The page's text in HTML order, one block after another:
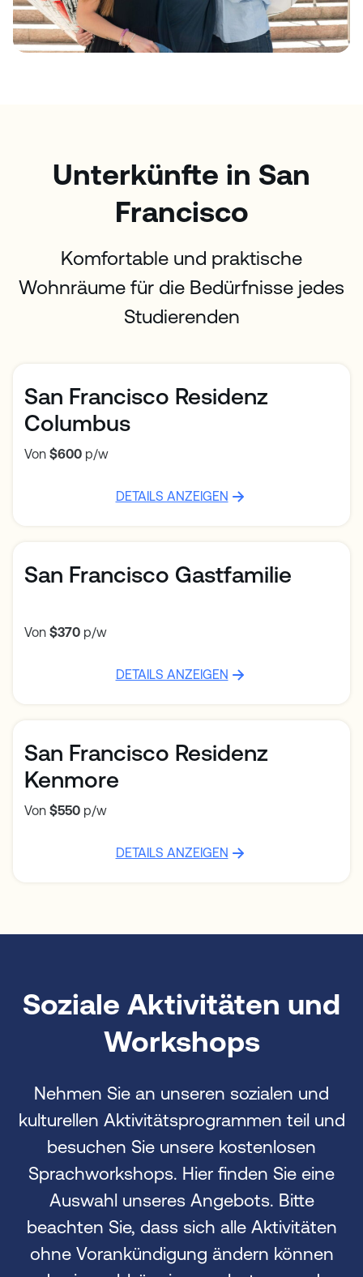
Unterkünfte in San
Francisco
Komfortable und praktische
Wohnräume für die Bedürfnisse jedes
Studierenden
San Francisco Residenz
Columbus
Von $600 p/w
DETAILS ANZEIGEN
San Francisco Gastfamilie
Von $370 p/w
DETAILS ANZEIGEN
San Francisco Residenz
Kenmore
Von $550 p/w
DETAILS ANZEIGEN
Soziale Aktivitäten und
Workshops
Nehmen Sie an unseren sozialen und
kulturellen Aktivitätsprogrammen teil und
besuchen Sie unsere kostenlosen
Sprachworkshops. Hier finden Sie eine
Auswahl unseres Angebots. Bitte
beachten Sie, dass sich alle Aktivitäten
ohne Vorankündigung ändern können